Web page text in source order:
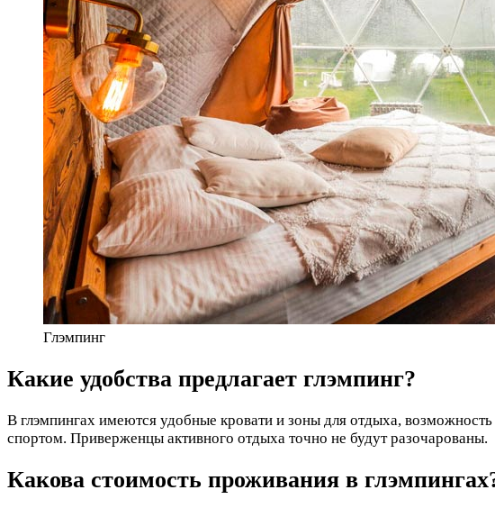
Глэмпинг
Какие удобства предлагает глэмпинг?
В глэмпингах имеются удобные кровати и зоны для отдыха,
спортом. Приверженцы активного отдыха точно не будут разочарованы.
Какова стоимость проживания в